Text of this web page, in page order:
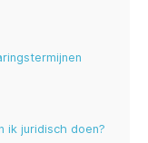
ik juridisch doen?